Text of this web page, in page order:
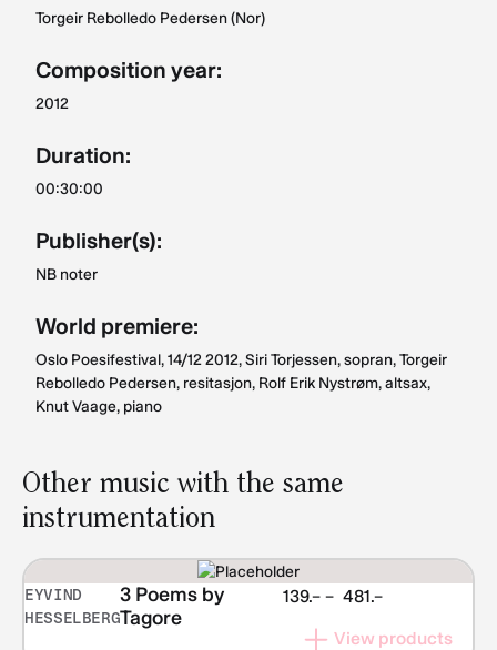
Torgeir Rebolledo Pedersen (Nor)
Composition year:
2012
Duration:
00:30:00
Publisher(s):
NB noter
World premiere:
Oslo Poesifestival, 14/12 2012, Siri Torjessen, sopran, Torgeir
Rebolledo Pedersen, resitasjon, Rolf Erik Nystrøm, altsax,
Knut Vaage, piano
Other music with the same
instrumentation
EYVIND
HESSELBERG
3 Poems by
Tagore
139.– – 481.–Price
View products